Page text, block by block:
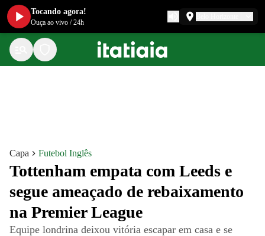
Capa Futebol Inglês
Tottenham empata com Leeds e
segue ameaçado de rebaixamento
na Premier League
Equipe londrina deixou vitória escapar em casa e se
Tocando agora!
Ouça ao vivo /24h